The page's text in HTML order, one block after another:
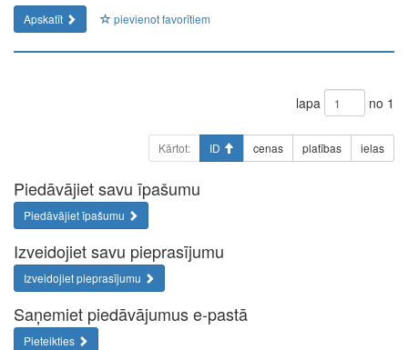
Apskatīt pievienot favorītiem
lapa no 1
Kārtot: ID cenas platības ielas
Piedāvājiet savu īpašumu
Piedāvājiet īpašumu
Izveidojiet savu pieprasījumu
Izveidojiet pieprasījumu
Saņemiet piedāvājumus e-pastā
Pieteikties